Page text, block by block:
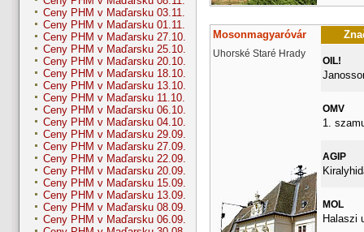
Ceny PHM v Maďarsku 03.11.
Ceny PHM v Maďarsku 01.11.
Ceny PHM v Maďarsku 27.10.
Ceny PHM v Maďarsku 25.10.
Ceny PHM v Maďarsku 20.10.
Ceny PHM v Maďarsku 18.10.
Ceny PHM v Maďarsku 13.10.
Ceny PHM v Maďarsku 11.10.
Ceny PHM v Maďarsku 06.10.
Ceny PHM v Maďarsku 04.10.
Ceny PHM v Maďarsku 29.09.
Ceny PHM v Maďarsku 27.09.
Ceny PHM v Maďarsku 22.09.
Ceny PHM v Maďarsku 20.09.
Ceny PHM v Maďarsku 15.09.
Ceny PHM v Maďarsku 13.09.
Ceny PHM v Maďarsku 08.09.
Ceny PHM v Maďarsku 06.09.
Mosonmagyaróvár
Uhorské Staré Hrady
OIL!
OMV
1.
AGIP
MOL
Halaszi